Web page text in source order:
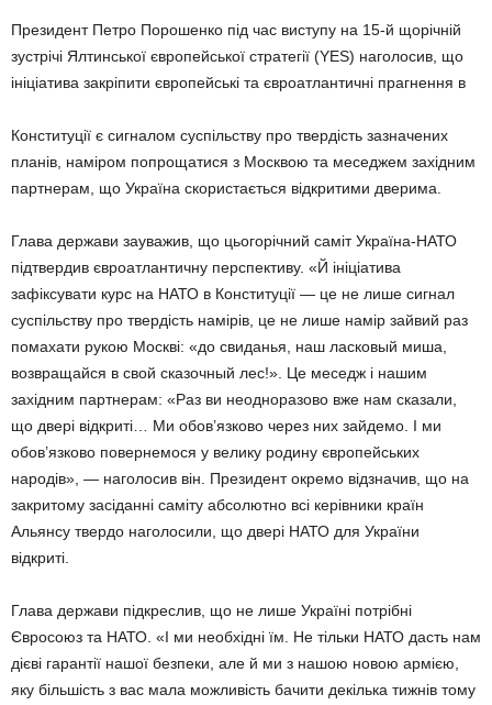
Президент Петро Порошенко під час виступу на 15-й щорічній
зустрічі Ялтинської європейської стратегії (YES) наголосив, що
ініціатива закріпити європейські та євроатлантичні прагнення в
Конституції є сигналом суспільству про твердість зазначених
планів, наміром попрощатися з Москвою та меседжем західним
партнерам, що Україна скористається відкритими дверима.
Глава держави зауважив, що цьогорічний саміт Україна-НАТО
підтвердив євроатлантичну перспективу. «Й ініціатива
зафіксувати курс на НАТО в Конституції — це не лише сигнал
суспільству про твердість намірів, це не лише намір зайвий раз
помахати рукою Москві: «до свиданья, наш ласковый миша,
возвращайся в свой сказочный лес!». Це меседж і нашим
західним партнерам: «Раз ви неодноразово вже нам сказали,
що двері відкриті… Ми обов’язково через них зайдемо. І ми
обов’язково повернемося у велику родину європейських
народів», — наголосив він. Президент окремо відзначив, що на
закритому засіданні саміту абсолютно всі керівники країн
Альянсу твердо наголосили, що двері НАТО для України
відкриті.
Глава держави підкреслив, що не лише Україні потрібні
Євросоюз та НАТО. «І ми необхідні їм. Не тільки НАТО дасть нам
дієві гарантії нашої безпеки, але й ми з нашою новою армією,
яку більшість з вас мала можливість бачити декілька тижнів тому